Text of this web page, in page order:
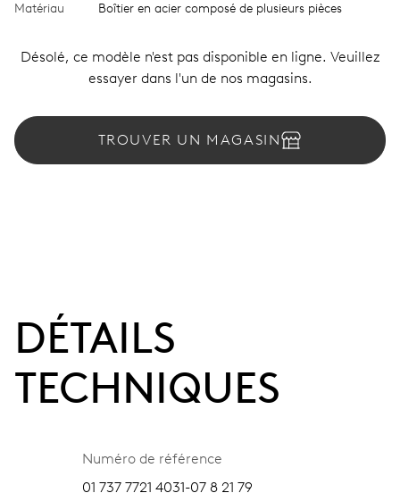
Matériau Boîtier en acier composé de plusieurs pièces
Désolé, ce modèle n'est pas disponible en ligne. Veuillez
essayer dans l'un de nos magasins.
TROUVER UN MAGASIN
DÉTAILS
TECHNIQUES
Numéro de référence
01 737 7721 4031-07 8 21 79